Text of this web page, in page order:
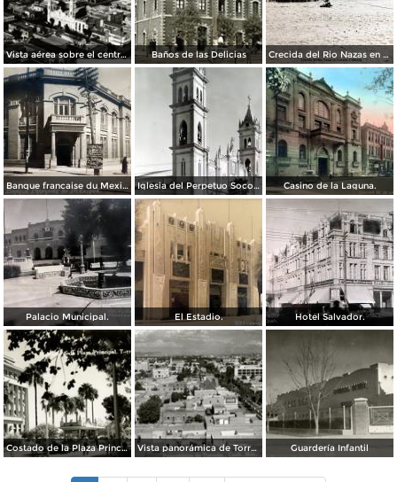
Vista aérea sobre el centro de Torreón Baños de las Delicias Crecida del Rio Nazas en Torreón, Coahuila ( Circulada el 4 de Octubre de 1910 ).
Banque francaise du Mexique. Iglesia del Perpetuo Socorro. Casino de la Laguna.
Palacio Municipal. El Estadio. Hotel Salvador.
Costado de la Plaza Principal Vista panorámica de Torreón Guardería Infantil